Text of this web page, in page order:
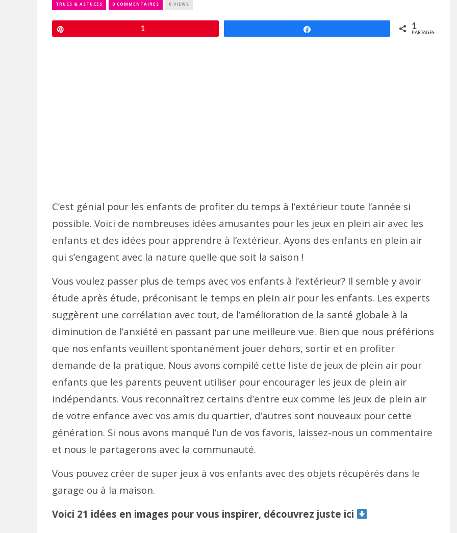
TRUCS & ASTUCES 0 COMMENTAIRES 0 VIEWS
1 1
PARTAGES
C’est génial pour les enfants de profiter du temps à l’extérieur toute l’année si
possible. Voici de nombreuses idées amusantes pour les jeux en plein air avec les
enfants et des idées pour apprendre à l’extérieur. Ayons des enfants en plein air
qui s’engagent avec la nature quelle que soit la saison !
Vous voulez passer plus de temps avec vos enfants à l’extérieur? Il semble y avoir
étude après étude, préconisant le temps en plein air pour les enfants. Les experts
suggèrent une corrélation avec tout, de l’amélioration de la santé globale à la
diminution de l’anxiété en passant par une meilleure vue. Bien que nous préférions
que nos enfants veuillent spontanément jouer dehors, sortir et en profiter
demande de la pratique. Nous avons compilé cette liste de jeux de plein air pour
enfants que les parents peuvent utiliser pour encourager les jeux de plein air
indépendants. Vous reconnaîtrez certains d’entre eux comme les jeux de plein air
de votre enfance avec vos amis du quartier, d’autres sont nouveaux pour cette
génération. Si nous avons manqué l’un de vos favoris, laissez-nous un commentaire
et nous le partagerons avec la communauté.
Vous pouvez créer de super jeux à vos enfants avec des objets récupérés dans le
garage ou à la maison.
Voici 21 idées en images pour vous inspirer, découvrez juste ici